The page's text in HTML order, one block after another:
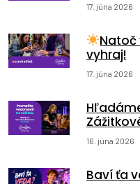
17. júna 2026
Natoč
vyhraj!
17. júna 2026
16. júna 2026
Baví ťa